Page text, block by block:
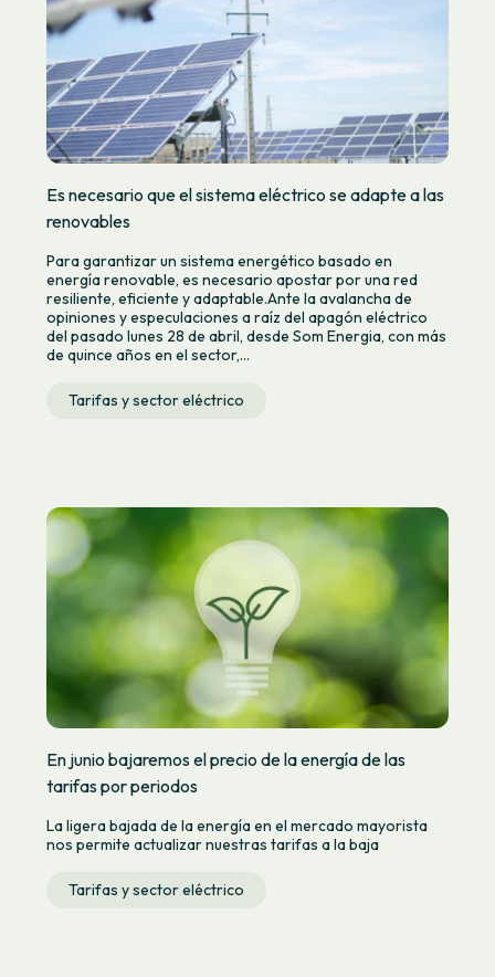
Es necesario que el sistema eléctrico se adapte a las
renovables
Para garantizar un sistema energético basado en
energía renovable, es necesario apostar por una red
resiliente, eficiente y adaptable.Ante la avalancha de
opiniones y especulaciones a raíz del apagón eléctrico
del pasado lunes 28 de abril, desde Som Energia, con más
de quince años en el sector,...
Tarifas y sector eléctrico
En junio bajaremos el precio de la energía de las
tarifas por periodos
La ligera bajada de la energía en el mercado mayorista
nos permite actualizar nuestras tarifas a la baja
Tarifas y sector eléctrico